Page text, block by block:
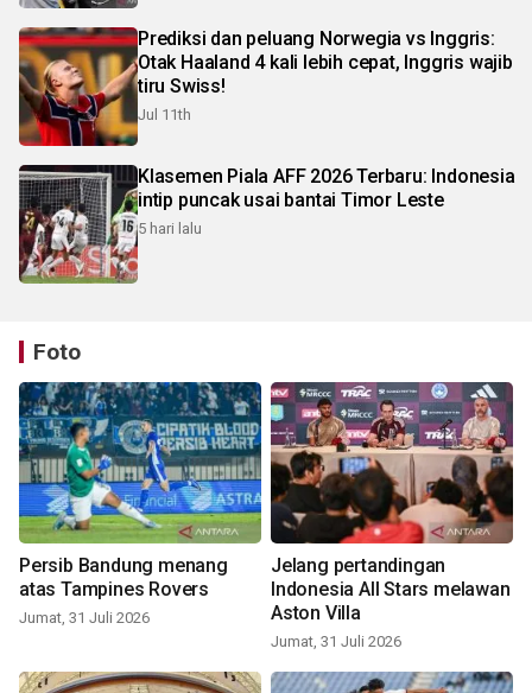
Prediksi dan peluang Norwegia vs Inggris:
Otak Haaland 4 kali lebih cepat, Inggris wajib
tiru Swiss!
Jul 11th
Klasemen Piala AFF 2026 Terbaru: Indonesia
intip puncak usai bantai Timor Leste
5 hari lalu
Foto
Persib Bandung menang
atas Tampines Rovers
Jumat, 31 Juli 2026
Jelang pertandingan
Indonesia All Stars melawan
Aston Villa
Jumat, 31 Juli 2026